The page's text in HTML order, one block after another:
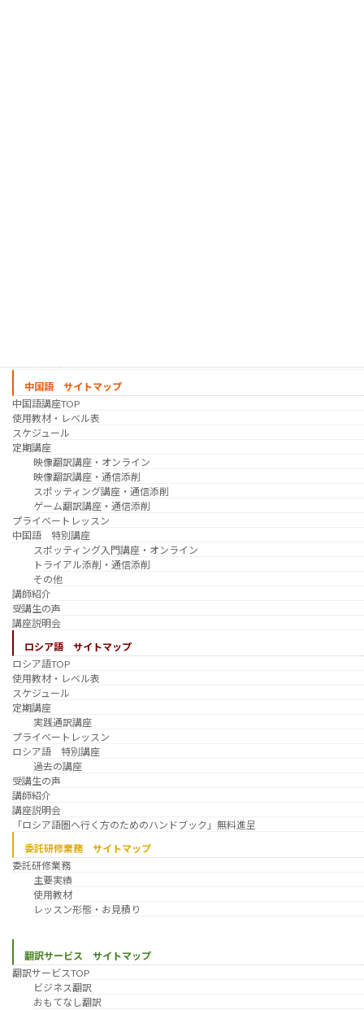
中国語 サイトマップ
中国語講座TOP
使用教材・レベル表
スケジュール
定期講座
映像翻訳講座・オンライン
映像翻訳講座・通信添削
スポッティング講座・通信添削
ゲーム翻訳講座・通信添削
プライベートレッスン
中国語 特別講座
スポッティング入門講座・オンライン
トライアル添削・通信添削
その他
講師紹介
受講生の声
講座説明会
ロシア語 サイトマップ
ロシア語TOP
使用教材・レベル表
スケジュール
定期講座
実践通訳講座
プライベートレッスン
ロシア語 特別講座
過去の講座
受講生の声
講師紹介
講座説明会
「ロシア語圏へ行く方のためのハンドブック」無料進呈
委託研修業務 サイトマップ
委託研修業務
主要実績
使用教材
レッスン形態・お見積り
翻訳サービス サイトマップ
翻訳サービスTOP
ビジネス翻訳
おもてなし翻訳